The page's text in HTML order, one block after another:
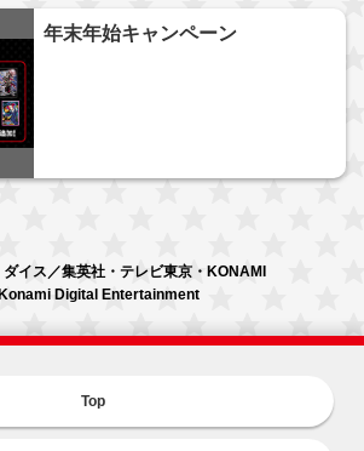
年末年始キャンペーン
イス／集英社・テレビ東京・KONAMI
Digital Entertainment
Top